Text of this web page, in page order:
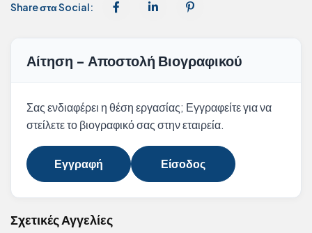
Share στα Social:
Αίτηση - Αποστολή Βιογραφικού
Σας ενδιαφέρει η θέση εργασίας; Εγγραφείτε για να
στείλετε το βιογραφικό σας στην εταιρεία.
Εγγραφή Είσοδος
Σχετικές Αγγελίες